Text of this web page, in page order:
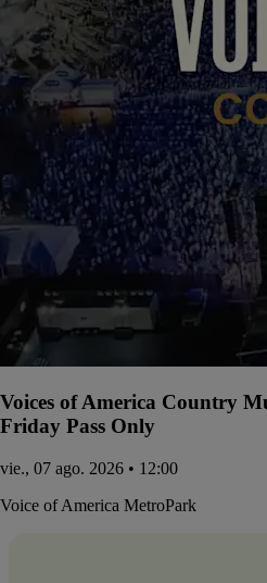
Voices of America Country
Friday Pass Only
vie., 07 ago. 2026 • 12:00
Voice of America MetroPark